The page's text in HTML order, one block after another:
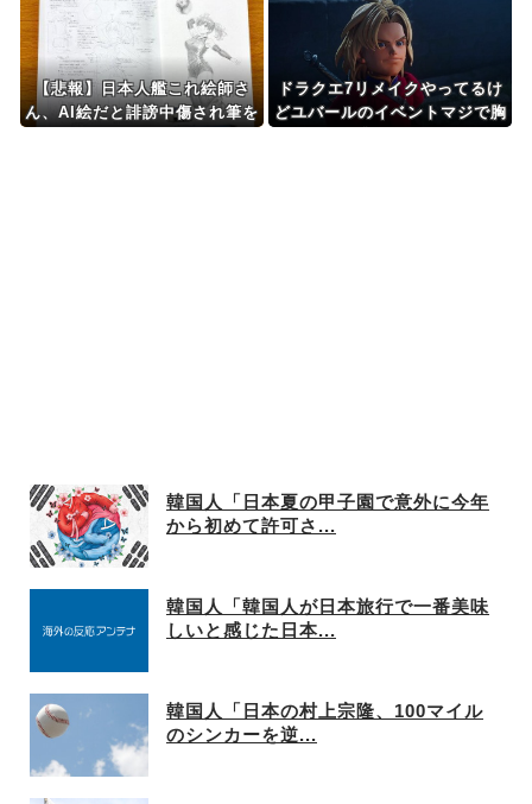
【悲報】日本人艦これ絵師さ
ん、AI絵だと誹謗中傷され筆を
ドラクエ7リメイクやってるけ
どユバールのイベントマジで胸
韓国人「日本夏の甲子園で意外に今年
から初めて許可さ...
韓国人「韓国人が日本旅行で一番美味
しいと感じた日本...
韓国人「日本の村上宗隆、100マイル
のシンカーを逆...